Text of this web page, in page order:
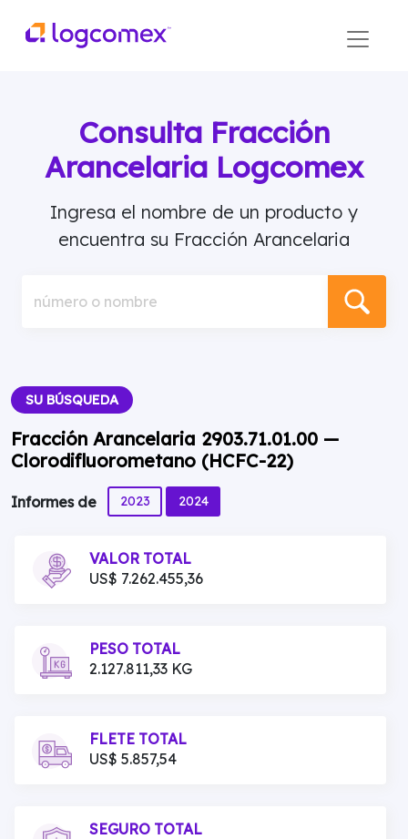
Consulta Fracción
Arancelaria Logcomex
Ingresa el nombre de un producto y
encuentra su Fracción Arancelaria
número o nombre
SU BÚSQUEDA
Fracción Arancelaria 2903.71.01.00 —
Clorodifluorometano (HCFC-22)
Informes de 2023 2024
VALOR TOTAL
US$ 7.262.455,36
PESO TOTAL
2.127.811,33 KG
FLETE TOTAL
US$ 5.857,54
SEGURO TOTAL